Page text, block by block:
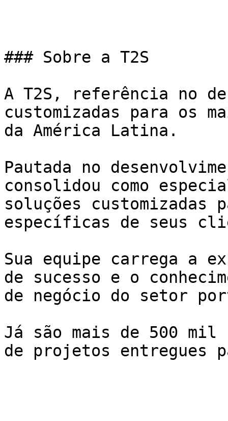
### Sobre a T2S
A T2S, referência no
customizadas para os
da América Latina.
Pautada no
consolidou como
soluções customizadas
específicas de seus
Sua equipe carrega a
de sucesso e o
de negócio do setor
Já são mais de 500 mil
de projetos entregues